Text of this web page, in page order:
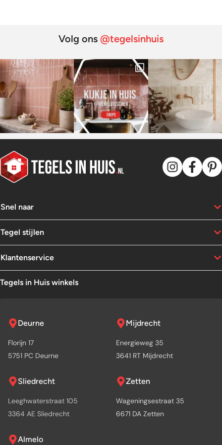
Volg ons @tegelsinhuis
Snel naar
Tegel stijlen
Klantenservice
Tegels in Huis winkels
Deurne
Florijn 17
5751 PC Deurne
Mijdrecht
Energieweg 35
3641 RT Mijdrecht
Sliedrecht
Leeghwaterstraat 105
3364 AE Sliedrecht
Zetten
Wageningsestraat 35
6671 DA Zetten
Almelo